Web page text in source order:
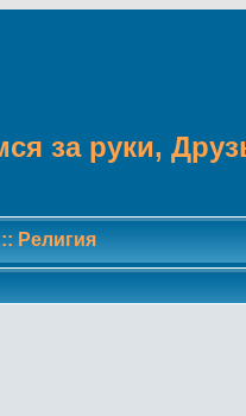
за руки,
:: Религия